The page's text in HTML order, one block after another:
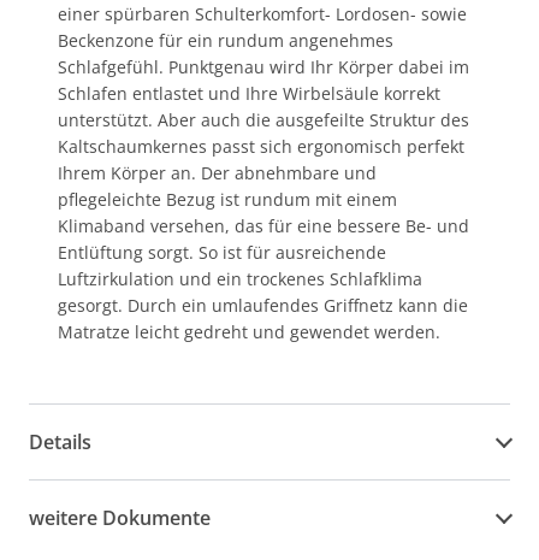
einer spürbaren Schulterkomfort- Lordosen- sowie
Beckenzone für ein rundum angenehmes
Schlafgefühl. Punktgenau wird Ihr Körper dabei im
Schlafen entlastet und Ihre Wirbelsäule korrekt
unterstützt. Aber auch die ausgefeilte Struktur des
Kaltschaumkernes passt sich ergonomisch perfekt
Ihrem Körper an. Der abnehmbare und
pflegeleichte Bezug ist rundum mit einem
Klimaband versehen, das für eine bessere Be- und
Entlüftung sorgt. So ist für ausreichende
Luftzirkulation und ein trockenes Schlafklima
gesorgt. Durch ein umlaufendes Griffnetz kann die
Matratze leicht gedreht und gewendet werden.
Details
weitere Dokumente